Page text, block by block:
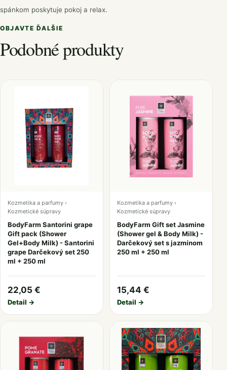
spánkom poskytuje pokoj a relax.
OBJAVTE ĎALŠIE
Podobné produkty
Kozmetika a parfumy ›
Kozmetické súpravy
BodyFarm Santorini grape
Gift pack (Shower
Gel+Body Milk) - Santorini
grape Darčekový set 250
ml + 250 ml
22,05 €
Detail →
Kozmetika a parfumy ›
Kozmetické súpravy
BodyFarm Gift set Jasmine
(Shower gel & Body Milk) -
Darčekový set s jazmínom
250 ml + 250 ml
15,44 €
Detail →